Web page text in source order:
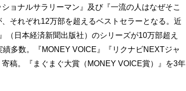
ョナルサラリーマン』及び『一流の人はなぜそこ
それぞれ12万部を超えるベストセラーとなる。近
（日本経済新聞出版社）のシリーズが10万部超え
多数。『MONEY VOICE』『リクナビNEXTジャ
稿。『まぐまぐ大賞（MONEY VOICE賞）』を3年